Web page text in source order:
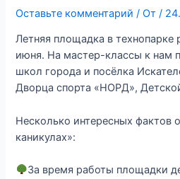
Оставьте комментарий / От/
Летняя площадка в технопарке
июня. На мастер-классы к нам
школ города и посёлка
Дворца спорта «НОРД»,
Несколько интересных фактов
каникулах»:
За время работы площадки